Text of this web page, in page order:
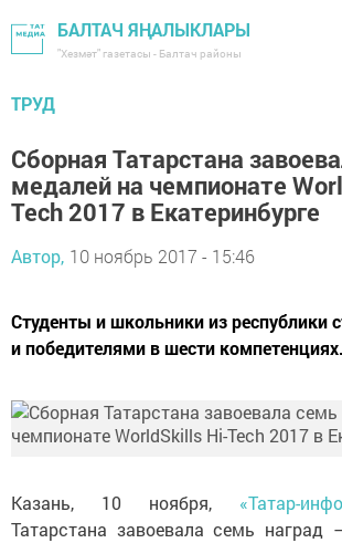
БАЛТАЧ ЯҢАЛЫКЛАРЫ
"Хезмәт" газетасы - Балтач районы
ТРУД
Сборная Татарстана
медалей на чемпионате
Tech 2017 в Екатеринбурге
Автор, 10 ноябрь 2017 - 15:46
Студенты и школьники из республики
и победителями в шести компетенциях.
Казань, 10 ноября, «Татар-
Татарстана завоевала семь наград